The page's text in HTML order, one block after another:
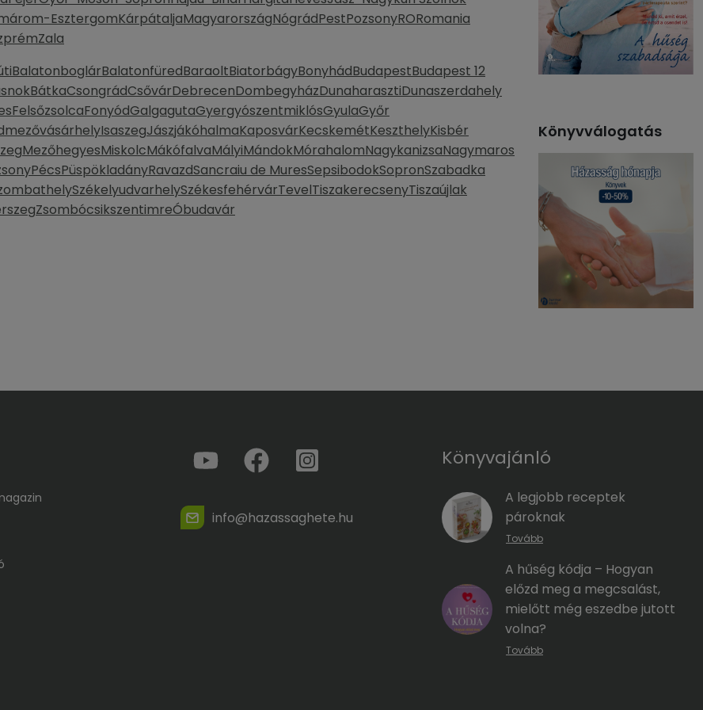
EsztergomKárpátaljaMagyarországNógrádPestPozsonyRORomania
Zala
BalatonboglárBalatonfüredBaraoltBiatorbágyBonyhádBudapestBudapest 12
BátkaCsongrádCsővárDebrecenDombegyházDunaharasztiDunaszerdahely
FelsőzsolcaFonyódGalgagutaGyergyószentmiklósGyulaGyőr
IsaszegJászjákóhalmaKaposvárKecskemétKeszthelyKisbér
MezőhegyesMiskolcMákófalvaMályiMándokMórahalomNagykanizsaNagymaros
PécsPüspökladányRavazdSancraiu de MuresSepsibodokSopronSzabadka
SzékelyudvarhelySzékesfehérvárTevelTiszakerecsenyTiszaújlak
ZsombócsikszentimreÓbudavár
Könyvválogatás
info@hazassaghete.hu
Könyvajánló
A legjobb receptek
pároknak
Tovább
A hűség kódja – Hogyan
előzd meg a megcsalást,
mielőtt még eszedbe jutott
volna?
Tovább